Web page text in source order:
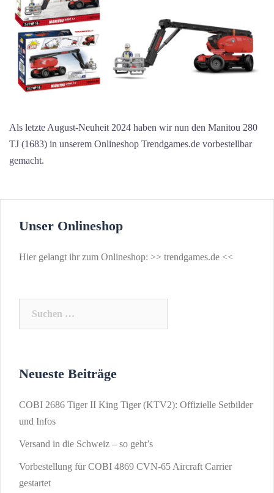
Als letzte August-Neuheit 2024 haben wir nun den Manitou 280
TJ (1683) in unserem Onlineshop Trendgames.de vorbestellbar
gemacht.
Unser Onlineshop
Hier gelangt ihr zum Onlineshop: >> trendgames.de <<
Neueste Beiträge
COBI 2686 Tiger II King Tiger (KTV2): Offizielle Setbilder
und Infos
Versand in die Schweiz – so geht’s
Vorbestellung für COBI 4869 CVN-65 Aircraft Carrier
gestartet